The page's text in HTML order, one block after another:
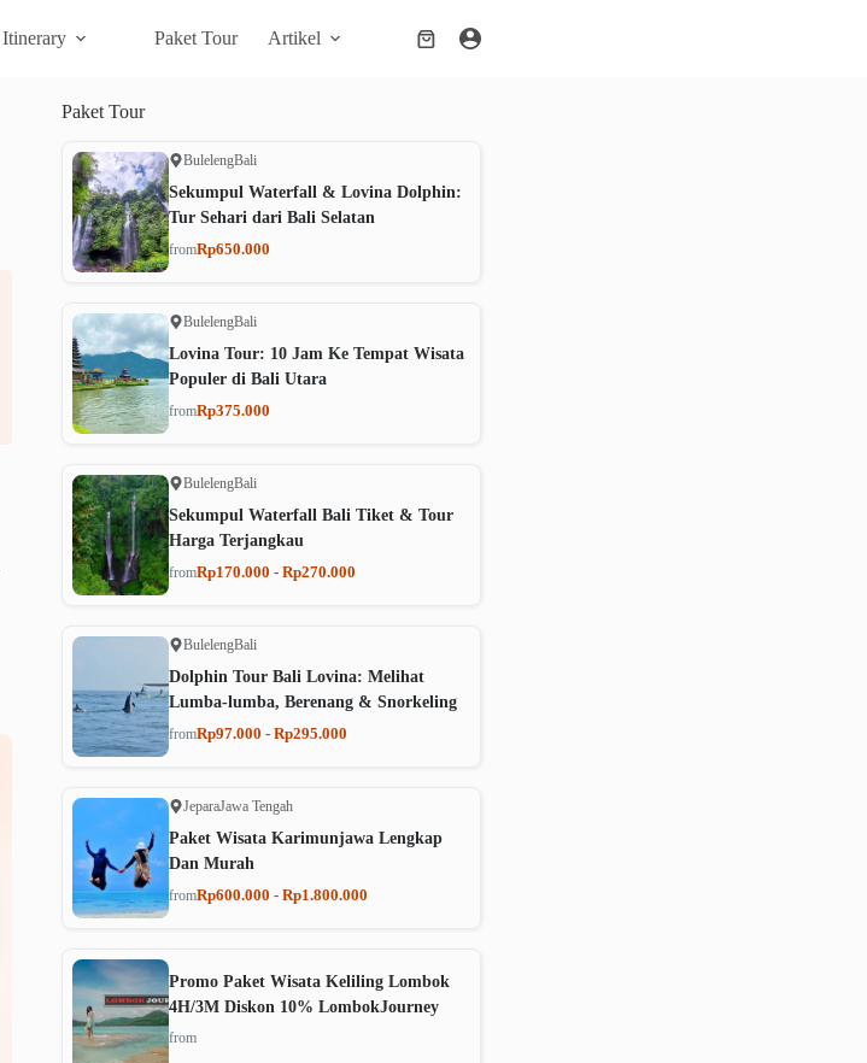
Itinerary Paket Tour Artikel
Shopping
Paket Tour
BulelengBali
Sekumpul Waterfall & Lovina Dolphin:
Tur Sehari dari Bali Selatan
fromRp650.000
BulelengBali
Lovina Tour: 10 Jam Ke Tempat Wisata
Populer di Bali Utara
fromRp375.000
BulelengBali
Sekumpul Waterfall Bali Tiket & Tour
Harga Terjangkau
fromRp170.000 - Rp270.000
BulelengBali
Dolphin Tour Bali Lovina: Melihat
Lumba-lumba, Berenang & Snorkeling
fromRp97.000 - Rp295.000
JeparaJawa Tengah
Paket Wisata Karimunjawa Lengkap
Dan Murah
fromRp600.000 - Rp1.800.000
Promo Paket Wisata Keliling Lombok
4H/3M Diskon 10% LombokJourney
from